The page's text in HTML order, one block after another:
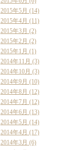
2015年5月 (14)
2015年4月 (11)
2015年3月 (2)
2015年2月 (2)
2015年1月 (1)
2014年11月 (3)
2014年10月 (3)
2014年9月 (10)
2014年8月 (12)
2014年7月 (12)
2014年6月 (13)
2014年5月 (14)
2014年4月 (17)
2014年3月 (6)